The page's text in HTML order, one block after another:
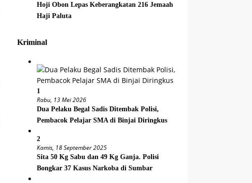
Hoji Obon Lepas Keberangkatan 216 Jemaah
Haji Paluta
Kriminal
1
Rabu, 13 Mei 2026
Dua Pelaku Begal Sadis Ditembak Polisi,
Pembacok Pelajar SMA di Binjai Diringkus
2
Kamis, 18 September 2025
Sita 50 Kg Sabu dan 49 Kg Ganja. Polisi
Bongkar 37 Kasus Narkoba di Sumbar